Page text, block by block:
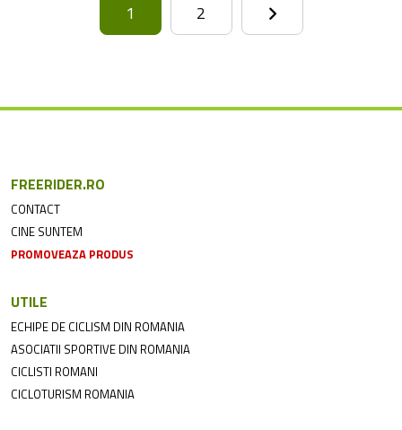
1 2
FREERIDER.RO
CONTACT
CINE SUNTEM
PROMOVEAZA PRODUS
UTILE
ECHIPE DE CICLISM DIN ROMANIA
ASOCIATII SPORTIVE DIN ROMANIA
CICLISTI ROMANI
CICLOTURISM ROMANIA